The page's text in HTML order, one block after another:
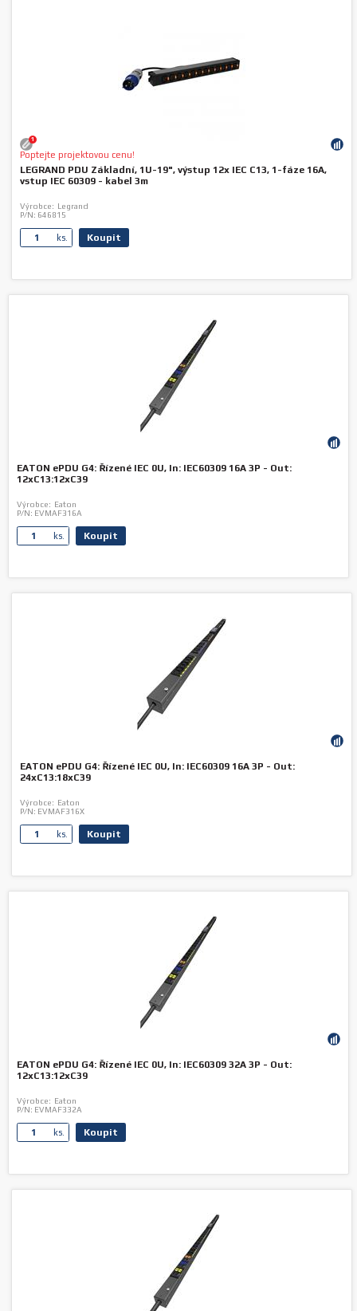
1
Poptejte projektovou cenu!
LEGRAND PDU Základní, 1U-19", výstup 12x IEC C13, 1-fáze 16A,
vstup IEC 60309 - kabel 3m
Výrobce: Legrand
P/N: 646815
ks. Koupit
EATON ePDU G4: Řízené IEC 0U, In: IEC60309 16A 3P - Out:
12xC13:12xC39
Výrobce: Eaton
P/N: EVMAF316A
ks. Koupit
EATON ePDU G4: Řízené IEC 0U, In: IEC60309 16A 3P - Out:
24xC13:18xC39
Výrobce: Eaton
P/N: EVMAF316X
ks. Koupit
EATON ePDU G4: Řízené IEC 0U, In: IEC60309 32A 3P - Out:
12xC13:12xC39
Výrobce: Eaton
P/N: EVMAF332A
ks. Koupit